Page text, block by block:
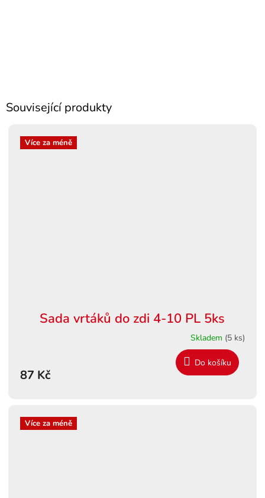
Související produkty
Více za méně
Sada vrtáků do zdi 4-10 PL 5ks
Skladem (5 ks)
87 Kč
Do košíku
Více za méně